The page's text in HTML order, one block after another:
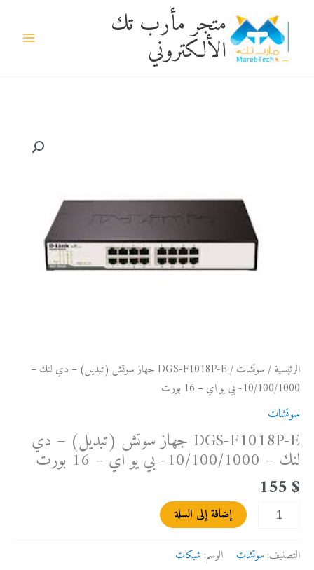
المحتوى
متجر مأرب تك
الألكتروني
الرئيسية/سوتشات
/ DGS-F1018P-E جهاز سوتش (تبديل) – دي لنك –
10/100/1000- بي يو اي – 16 بورت
سوتشات
DGS-F1018P-E جهاز سوتش (تبديل) – دي
لنك – 10/100/1000- بي يو اي – 16 بورت
155$
يو
اي
-
16
بورت
إضافة إلى السلة
التصنيف: سوتشات الوسم: شبكات